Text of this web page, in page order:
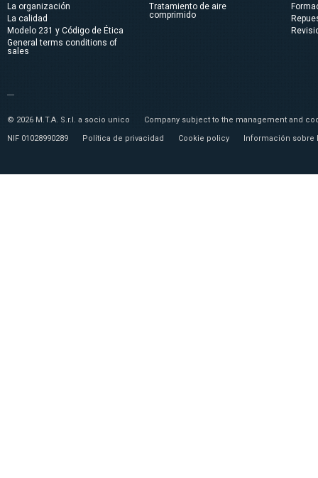
La organización
La calidad
Modelo 231 y Código de Ética
General terms conditions of
sales
Tratamiento de aire
comprimido
© 2026 M.T.A. S.r.l. a socio unico
Company subject to the management and
NIF 01028990289
Política de privacidad Cookie policy Información sobre